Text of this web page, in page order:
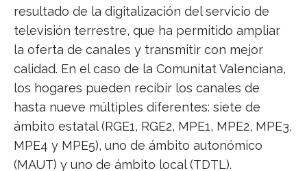
resultado de la digitalización del servicio de
televisión terrestre, que ha permitido ampliar
la oferta de canales y transmitir con mejor
calidad. En el caso de la Comunitat Valenciana,
los hogares pueden recibir los canales de
hasta nueve múltiples diferentes: siete de
ámbito estatal (RGE1, RGE2, MPE1, MPE2, MPE3,
MPE4 y MPE5), uno de ámbito autonómico
(MAUT) y uno de ámbito local (TDTL).